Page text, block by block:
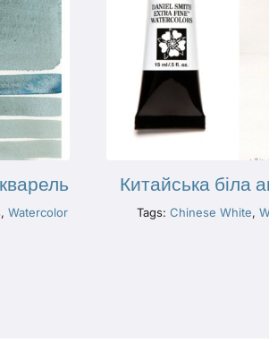
, Watercolor
Китайська біла
Tags: Chinese White,